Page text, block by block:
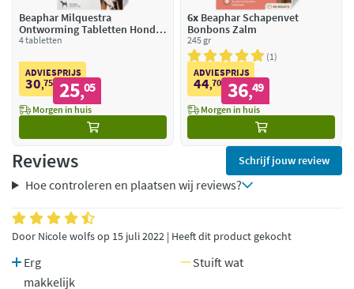
Beaphar Milquestra
Ontworming Tabletten Hond 5
- 75 kg
4 tabletten
ADVIESPRIJS
30,75 25,05
Morgen in huis
6x Beaphar Schapenvet
Bonbons Zalm
245 gr
1
ADVIESPRIJS
44,70 36,49
Morgen in huis
Reviews Schrijf jouw review
Hoe controleren en plaatsen wij reviews?
Door Nicole wolfs op 15 juli 2022 | Heeft dit product gekocht
Erg
makkelijk
Stuift wat